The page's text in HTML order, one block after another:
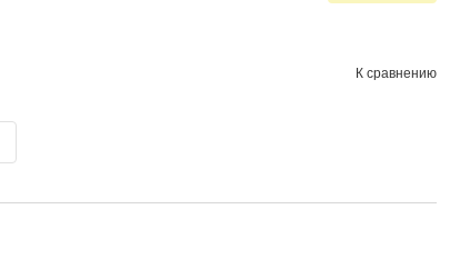
К сравнению